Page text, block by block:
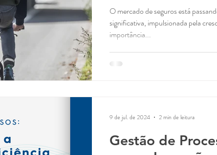
O mercado de seguros está
significativa, impulsionada pela
importância...
Gestão de
9 de jul. de 2024 2 min de leitura